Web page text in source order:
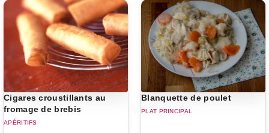
Cigares croustillants au
fromage de brebis
APÉRITIFS
Blanquette de poulet
PLAT PRINCIPAL